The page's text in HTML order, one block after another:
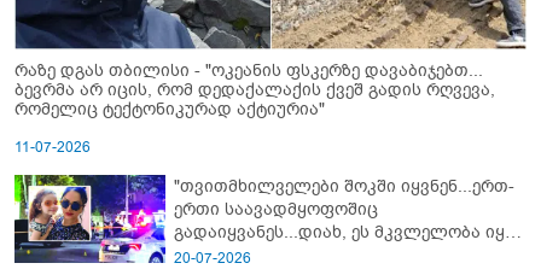
რაზე დგას თბილისი - "ოკეანის ფსკერზე დავაბიჯებთ...
ბევრმა არ იცის, რომ დედაქალაქის ქვეშ გადის რღვევა,
რომელიც ტექტონიკურად აქტიურია"
11-07-2026
"თვითმხილველები შოკში იყვნენ...ერთ-
ერთი საავადმყოფოშიც
გადაიყვანეს...დიახ, ეს მკვლელობა იყო"
- გორში დატრიალებული ტრაგედიის
20-07-2026